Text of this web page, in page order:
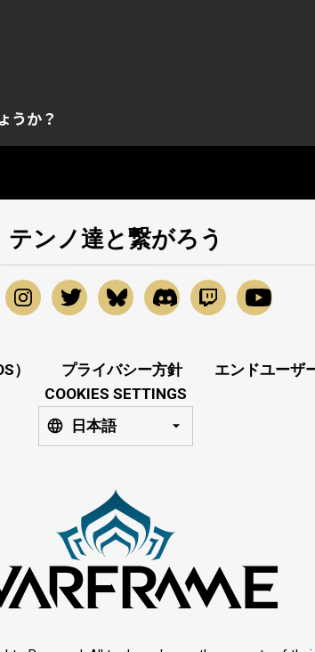
得されたアカウントのインベントリにのみ
うか？
テンノ達と繋がろう
） プライバシー方針
エンドユーザ
COOKIES SETTINGS
日本語